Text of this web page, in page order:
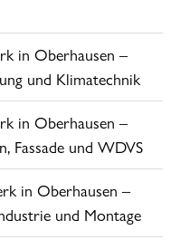
in Oberhausen –
und Klimatechnik
in Oberhausen –
Fassade und WDVS
in Oberhausen –
und Montage